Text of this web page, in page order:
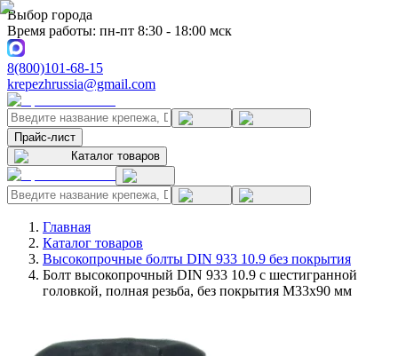
Выбор города
Время работы: пн-пт 8:30 - 18:00 мск
8(800)101-68-15
krepezhrussia@gmail.com
Прайс-лист
Каталог товаров
Главная
Каталог товаров
Высокопрочные болты DIN 933 10.9 без покрытия
Болт высокопрочный DIN 933 10.9 с шестигранной
головкой, полная резьба, без покрытия M33x90 мм